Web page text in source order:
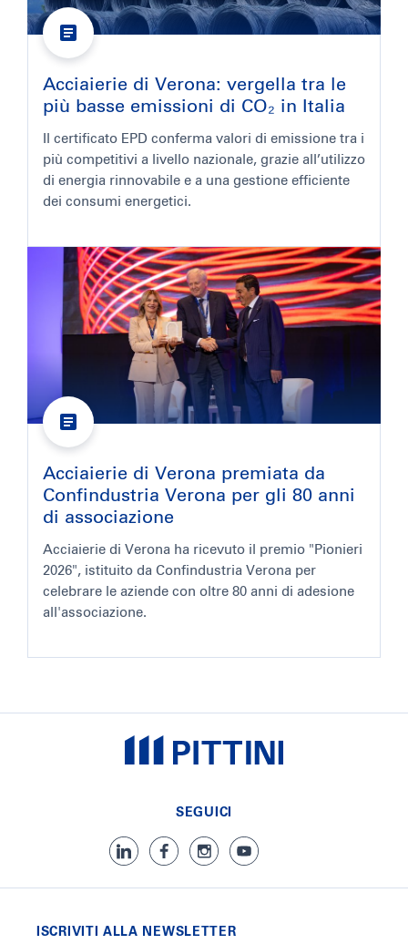
Acciaierie di Verona: vergella tra le
più basse emissioni di CO₂ in Italia
Il certificato EPD conferma valori di emissione tra i
più competitivi a livello nazionale, grazie all’utilizzo
di energia rinnovabile e a una gestione efficiente
dei consumi energetici.
Acciaierie di Verona premiata da
Confindustria Verona per gli 80 anni
di associazione
Acciaierie di Verona ha ricevuto il premio "Pionieri
2026", istituito da Confindustria Verona per
celebrare le aziende con oltre 80 anni di adesione
all'associazione.
SEGUICI
ISCRIVITI ALLA NEWSLETTER